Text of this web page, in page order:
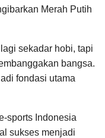
Merah Putih
sekadar hobi, tapi
bangsa.
fondasi utama
sports Indonesia
sukses menjadi